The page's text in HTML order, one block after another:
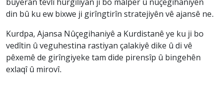
bûyeran tevlî hûrgiliyan ji bo malper û nûçegihaniyên
din bû ku ew bixwe ji girîngtirîn stratejiyên vê ajansê ne.
Kurdpa, Ajansa Nûçegihaniyê a Kurdistanê ye ku ji bo
vedîtin û veguhestina rastiyan çalakiyê dike û di vê
pêxemê de girîngiyeke tam dide pirensîp û bingehên
exlaqî û mirovî.